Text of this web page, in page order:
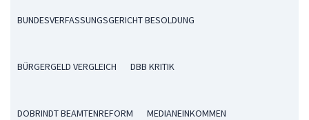
BUNDESVERFASSUNGSGERICHT BESOLDUNG
BÜRGERGELD VERGLEICH DBB KRITIK
DOBRINDT BEAMTENREFORM MEDIANEINKOMMEN